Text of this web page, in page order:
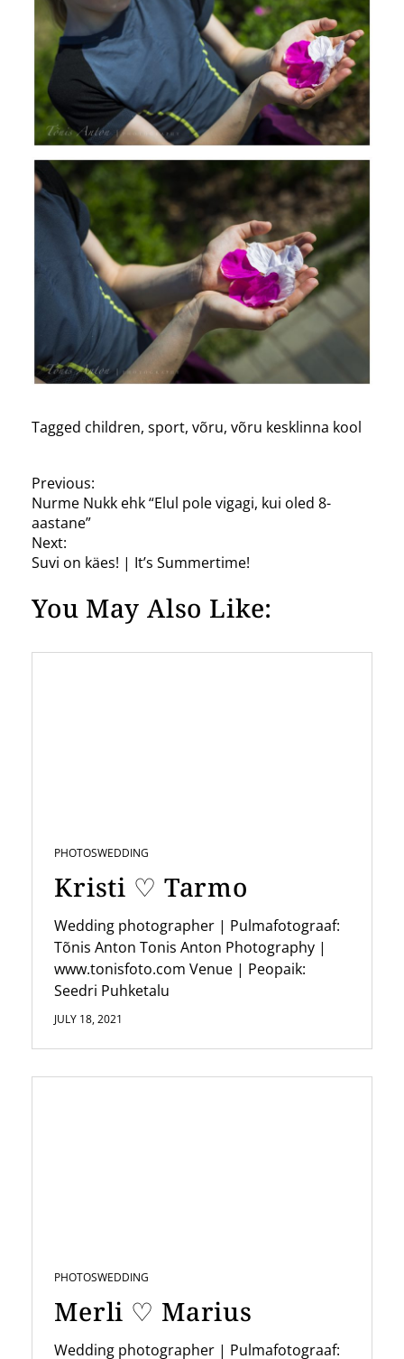
Tagged children, sport, võru, võru kesklinna kool
P
o
s
t
n
Previous:
Nurme Nukk ehk “Elul pole vigagi, kui oled 8-
aastane”
Next:
Suvi on käes! | It’s Summertime!
You May Also Like:
PHOTOSWEDDING
Kristi ♡ Tarmo
Wedding photographer | Pulmafotograaf:
Tõnis Anton Tonis Anton Photography |
www.tonisfoto.com Venue | Peopaik:
Seedri Puhketalu
JULY 18, 2021
PHOTOSWEDDING
Merli ♡ Marius
Wedding photographer | Pulmafotograaf: